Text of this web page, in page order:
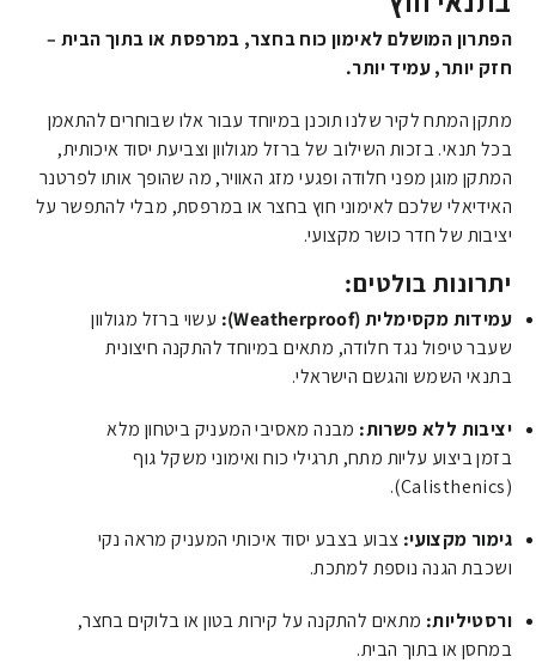
הפתרון המושלם לאימון כוח בחצר, במרפסת או בתוך הבית –
חזק יותר, עמיד יותר.
מתקן המתח לקיר שלנו תוכנן במיוחד עבור אלו שבוחרים להתאמן
בכל תנאי. בזכות השילוב של ברזל מגולוון וצביעת יסוד איכותית,
המתקן מוגן מפני חלודה ופגעי מזג האוויר, מה שהופך אותו לפרטנר
האידיאלי שלכם לאימוני חוץ בחצר או במרפסת, מבלי להתפשר על
יציבות של חדר כושר מקצועי.
יתרונות בולטים:
עמידות מקסימלית (Weatherproof):
עשוי ברזל מגולוון
שעבר טיפול נגד חלודה, מתאים במיוחד להתקנה חיצונית
בתנאי השמש והגשם הישראלי.
יציבות ללא פשרות: מבנה מאסיבי המעניק ביטחון מלא
בזמן ביצוע עליות מתח, תרגילי כוח ואימוני משקל גוף
(Calisthenics).
גימור מקצועי: צבוע בצבע יסוד איכותי המעניק מראה נקי
ושכבת הגנה נוספת למתכת.
ורסטיליות: מתאים להתקנה על קירות בטון או בלוקים בחצר,
במחסן או בתוך הבית.